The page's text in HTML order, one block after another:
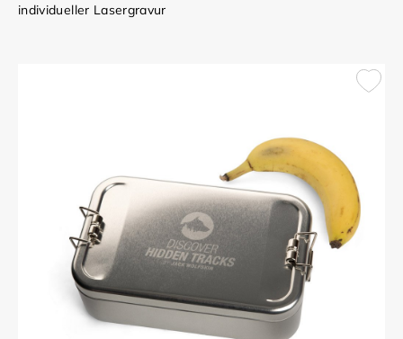
individueller Lasergravur